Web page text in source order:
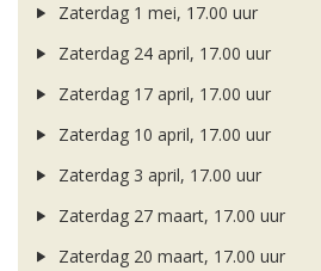
Zaterdag 1 mei, 17.00 uur
Zaterdag 24 april, 17.00 uur
Zaterdag 17 april, 17.00 uur
Zaterdag 10 april, 17.00 uur
Zaterdag 3 april, 17.00 uur
Zaterdag 27 maart, 17.00 uur
Zaterdag 20 maart, 17.00 uur